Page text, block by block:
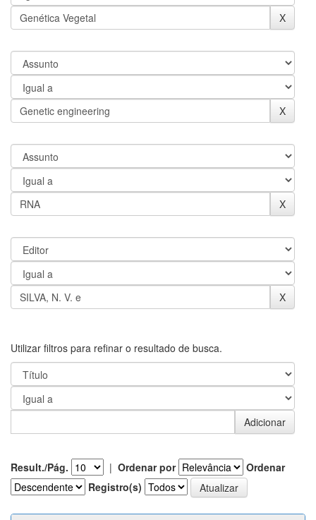
Utilizar filtros para refinar o resultado de busca.
Result./Pág. | Ordenar por
Ordenar
Registro(s)